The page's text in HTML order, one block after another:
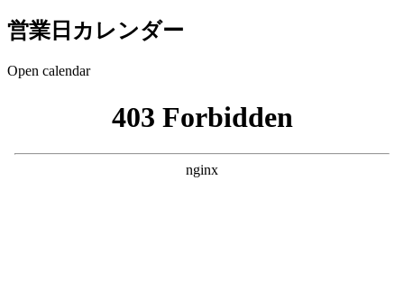
営業日カレンダー
Open calendar